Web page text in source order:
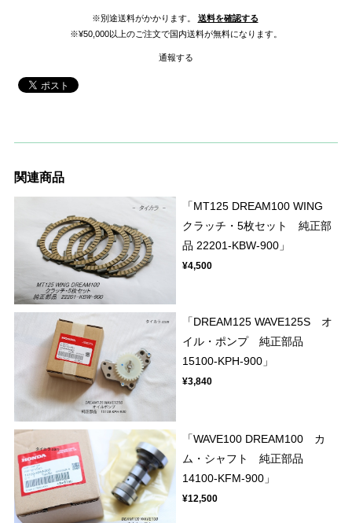
※別途送料がかかります。
送料を確認する
※¥50,000以上のご注文で国内送料が無料になります。
通報する
関連商品
「MT125 DREAM100 WING
クラッチ・5枚セット 純正部
品 22201-KBW-900」
¥4,500
「DREAM125 WAVE125S オ
イル・ポンプ 純正部品
15100-KPH-900」
¥3,840
「WAVE100 DREAM100 カ
ム・シャフト 純正部品
14100-KFM-900」
¥12,500